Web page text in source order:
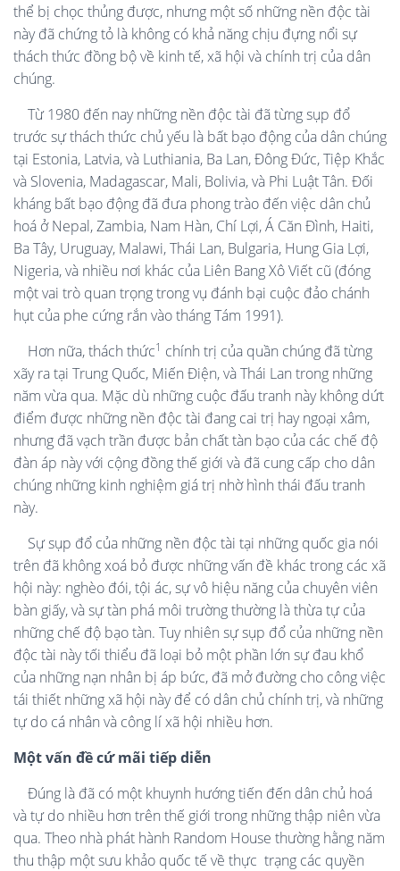
thể bị chọc thủng được, nhưng một số những nền độc tài
này đã chứng tỏ là không có khả năng chịu đựng nổi sự
thách thức đồng bộ về kinh tế, xã hội và chính trị của dân
chúng.
Từ 1980 đến nay những nền độc tài đã từng sụp đổ
trước sự thách thức chủ yếu là bất bạo động của dân chúng
tại Estonia, Latvia, và Luthiania, Ba Lan, Đông Đức, Tiệp Khắc
và Slovenia, Madagascar, Mali, Bolivia, và Phi Luật Tân. Đối
kháng bất bạo động đã đưa phong trào đến việc dân chủ
hoá ở Nepal, Zambia, Nam Hàn, Chí Lợi, Á Căn Đình, Haiti,
Ba Tây, Uruguay, Malawi, Thái Lan, Bulgaria, Hung Gia Lợi,
Nigeria, và nhiều nơi khác của Liên Bang Xô Viết cũ (đóng
một vai trò quan trọng trong vụ đánh bại cuộc đảo chánh
hụt của phe cứng rắn vào tháng Tám 1991).
Hơn nữa, thách thức1 chính trị của quần chúng đã từng
xãy ra tại Trung Quốc, Miến Điện, và Thái Lan trong những
năm vừa qua. Mặc dù những cuộc đấu tranh này không dứt
điểm được những nền độc tài đang cai trị hay ngoại xâm,
nhưng đã vạch trần được bản chất tàn bạo của các chế độ
đàn áp này với cộng đồng thế giới và đã cung cấp cho dân
chúng những kinh nghiệm giá trị nhờ hình thái đấu tranh
này.
Sự sụp đổ của những nền độc tài tại những quốc gia nói
trên đã không xoá bỏ được những vấn đề khác trong các xã
hội này: nghèo đói, tội ác, sự vô hiệu năng của chuyên viên
bàn giấy, và sự tàn phá môi trường thường là thừa tự của
những chế độ bạo tàn. Tuy nhiên sự sụp đổ của những nền
độc tài này tối thiểu đã loại bỏ một phần lớn sự đau khổ
của những nạn nhân bị áp bức, đã mở đường cho công việc
tái thiết những xã hội này để có dân chủ chính trị, và những
tự do cá nhân và công lí xã hội nhiều hơn.
Một vấn đề cứ mãi tiếp diễn
Đúng là đã có một khuynh hướng tiến đến dân chủ hoá
và tự do nhiều hơn trên thế giới trong những thập niên vừa
qua. Theo nhà phát hành Random House thường hằng năm
thu thập một sưu khảo quốc tế về thực trạng các quyền